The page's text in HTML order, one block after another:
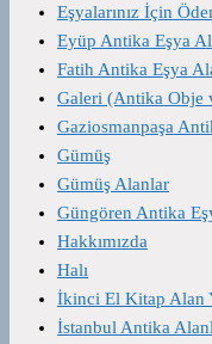
Eşyalarınız İçin
Eyüp Antika Eşya
Fatih Antika Eşya
Galeri (Antika Obje
Gaziosmanpaşa
Gümüş
Gümüş Alanlar
Güngören Antika
Hakkımızda
Halı
İkinci El Kitap Alan
İstanbul Antika